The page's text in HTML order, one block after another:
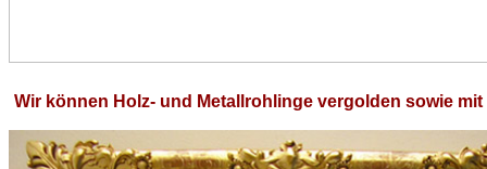
Wir können Holz- und Metallrohlinge vergolden sowie